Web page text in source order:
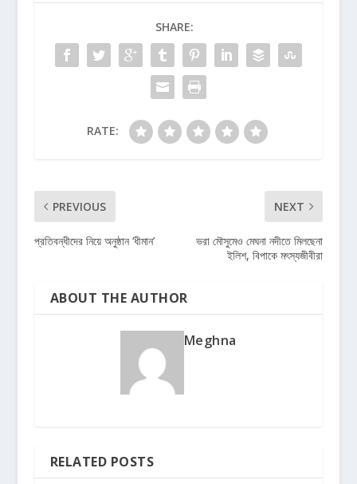
SHARE:
RATE:
PREVIOUS
প্রতিবন্ধীদের নিয়ে অনুষ্ঠান ‘ধীমান’
NEXT
ভরা মৌসুমেও মেঘনা নদীতে মিলছেনা
ইলিশ, বিপাকে মৎস্যজীবীরা
ABOUT THE AUTHOR
Meghna
RELATED POSTS